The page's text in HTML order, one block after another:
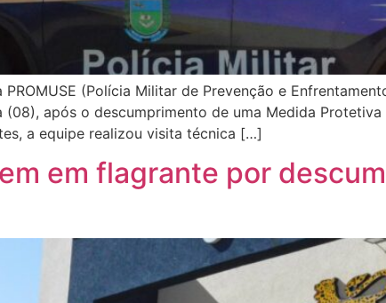
(Polícia Militar de Prevenção e
após o descumprimento de uma Medida
a equipe realizou visita técnica […]
em flagrante por